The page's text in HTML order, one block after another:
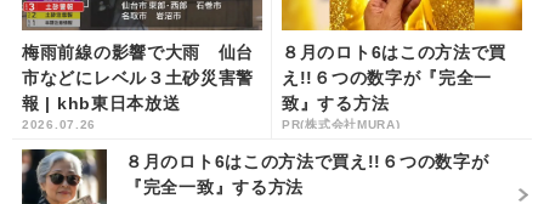
梅雨前線の影響で大雨 仙台
市などにレベル３土砂災害警
報 | khb東日本放送
2026.07.26
８月のロト6はこの方法で買
え!!６つの数字が『完全一
致』する方法
PR(株式会社MURA)
８月のロト6はこの方法で買え!!６つの数字が
『完全一致』する方法